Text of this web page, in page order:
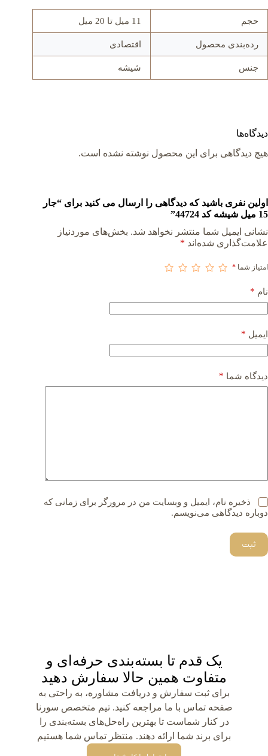
حجم 11 میل تا 20 میل
رده‌بندی محصول اقتصادی
جنس شيشه
دیدگاه‌ها
هیچ دیدگاهی برای این محصول نوشته نشده است.
اولین نفری باشید که دیدگاهی را ارسال می کنید برای “جار
15 میل شيشه کد 44724”
نشانی ایمیل شما منتشر نخواهد شد. بخش‌های موردنیاز
علامت‌گذاری شده‌اند *
امتیاز شما *
نام *
ایمیل *
دیدگاه شما *
ذخیره نام، ایمیل و وبسایت من در مرورگر برای زمانی که
دوباره دیدگاهی می‌نویسم.
ثبت
یک قدم تا بسته‌بندی حرفه‌ای و
متفاوت همین حالا سفارش دهید
برای ثبت سفارش و دریافت مشاوره، به راحتی به
صفحه تماس با ما مراجعه کنید. تیم متخصص سورنا
در کنار شماست تا بهترین راه‌حل‌های بسته‌بندی را
برای برند شما ارائه دهند. منتظر تماس شما هستیم